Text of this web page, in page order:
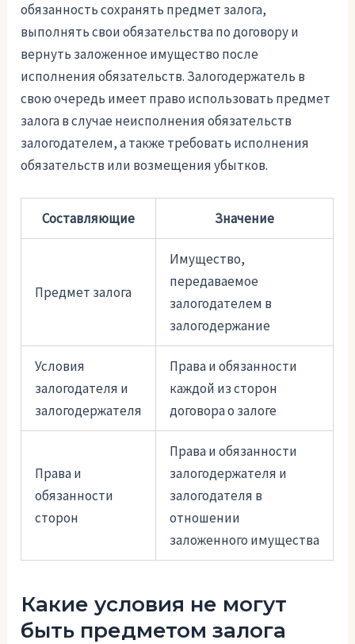
обязанность сохранять предмет залога,
выполнять свои обязательства по договору и
вернуть заложенное имущество после
исполнения обязательств. Залогодержатель в
свою очередь имеет право использовать предмет
залога в случае неисполнения обязательств
залогодателем, а также требовать исполнения
обязательств или возмещения убытков.
Составляющие Значение
Предмет залога
Имущество,
передаваемое
залогодателем в
залогодержание
Условия
залогодателя и
залогодержателя
Права и обязанности
каждой из сторон
договора о залоге
Права и
обязанности
сторон
Права и обязанности
залогодержателя и
залогодателя в
отношении
заложенного имущества
Какие условия не могут
быть предметом залога